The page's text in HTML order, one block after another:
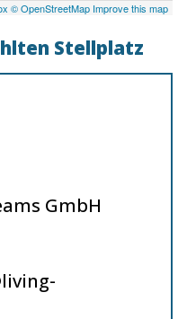
© OpenStreetMap Improve this map
Stellplatz
GmbH